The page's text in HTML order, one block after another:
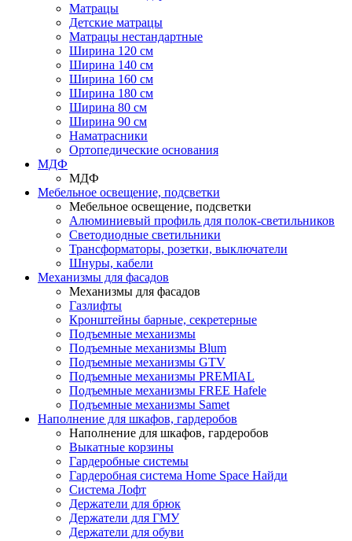
Матрацы
Детские матрацы
Матрацы нестандартные
Ширина 120 см
Ширина 140 см
Ширина 160 см
Ширина 180 см
Ширина 80 см
Ширина 90 см
Наматрасники
Ортопедические основания
МДФ
МДФ
Мебельное освещение, подсветки
Мебельное освещение, подсветки
Алюминиевый профиль для полок-светильников
Светодиодные светильники
Трансформаторы, розетки, выключатели
Шнуры, кабели
Механизмы для фасадов
Механизмы для фасадов
Газлифты
Кронштейны барные, секретерные
Подъемные механизмы
Подъемные механизмы Blum
Подъемные механизмы GTV
Подъемные механизмы PREMIAL
Подъемные механизмы FREE Hafele
Подъемные механизмы Samet
Наполнение для шкафов, гардеробов
Наполнение для шкафов, гардеробов
Выкатные корзины
Гардеробные системы
Гардеробная система Home Space Найди
Система Лофт
Держатели для брюк
Держатели для ГМУ
Держатели для обуви